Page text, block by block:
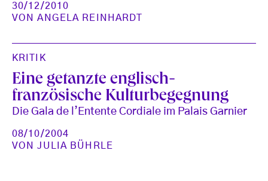
30/12/2010
VONANGELA REINHARDT
KRITIK
Eine getanzte englisch-
französische Kulturbegegnung
Die Gala de l’Entente Cordiale im Palais Garnier
08/10/2004
VONJULIA BÜHRLE